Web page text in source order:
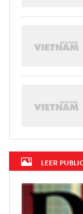
LEER